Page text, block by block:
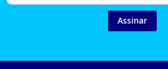
Assinar